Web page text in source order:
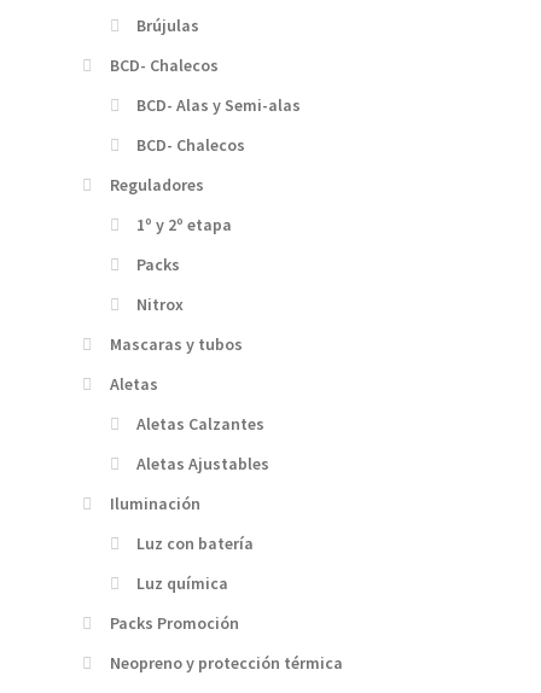
Brújulas
BCD- Chalecos
BCD- Alas y Semi-alas
BCD- Chalecos
Reguladores
1º y 2º etapa
Packs
Nitrox
Mascaras y tubos
Aletas
Aletas Calzantes
Aletas Ajustables
Iluminación
Luz con batería
Luz química
Packs Promoción
Neopreno y protección térmica